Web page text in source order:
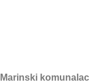
Marinski komunalac